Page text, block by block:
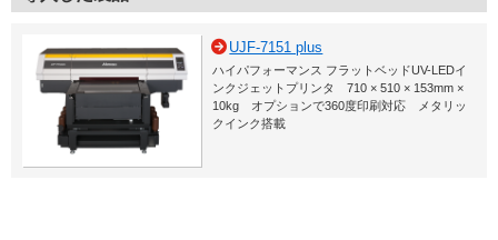
UJF-7151 plus
ハイパフォーマンス フラットベッドUV-LEDイ
ンクジェットプリンタ 710 × 510 × 153mm ×
10kg オプションで360度印刷対応 メタリッ
クインク搭載